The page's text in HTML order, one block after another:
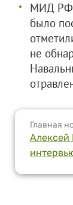
МИД РФ
было
не
Главная
Алексей